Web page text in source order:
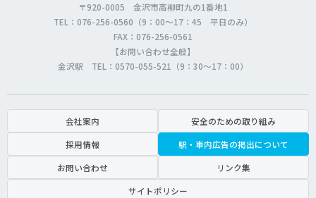
〒920-0005 金沢市高柳町九の1番地1
TEL：076-256-0560（9：00～17：45 平日のみ）
FAX：076-256-0561
【お問い合わせ全般】
金沢駅 TEL：0570-055-521（9：30～17：00）
会社案内
安全のための取り組み
採用情報
駅・車内広告の掲出について
お問い合わせ
リンク集
サイトポリシー